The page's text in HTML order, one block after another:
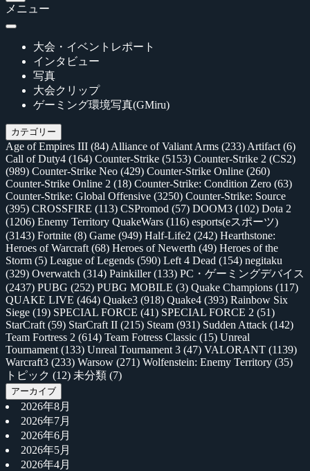
メニュー
大会・イベントレポート
インタビュー
写真
大会クリップ
ゲーミング環境写真(GMiru)
カテゴリー
Age of Empires III (84) Alliance of Valiant Arms (233) Artifact (6)
Call of Duty4 (164) Counter-Strike (5153) Counter-Strike 2 (CS2)
(989) Counter-Strike Neo (429) Counter-Strike Online (260)
Counter-Strike Online 2 (18) Counter-Strike: Condition Zero (63)
Counter-Strike: Global Offensive (3250) Counter-Strike: Source
(395) CROSSFIRE (113) CSPromod (57) DOOM3 (102) Dota 2
(1206) Enemy Territory QuakeWars (116) esports(eスポーツ)
(3143) Fortnite (8) Game (949) Half-Life2 (242) Hearthstone:
Heroes of Warcraft (68) Heroes of Newerth (49) Heroes of the
Storm (5) League of Legends (590) Left 4 Dead (154) negitaku
(329) Overwatch (314) Painkiller(133) PC・ゲーミングデバイス
(2437) PUBG (252) PUBG MOBILE (3) Quake Champions (117)
QUAKE LIVE (464) Quake3 (918) Quake4 (393) Rainbow Six
Siege (19) SPECIAL FORCE (41) SPECIAL FORCE 2 (51)
StarCraft (59) StarCraft II (215) Steam (931) Sudden Attack (142)
Team Fortress 2 (614) Team Fotress Classic (15) Unreal
Tournament (133) Unreal Tournament 3 (47) VALORANT (1139)
Warcraft3 (233) Warsow (271) Wolfenstein: Enemy Territory (35)
トピック (12) 未分類 (7)
アーカイブ
2026年8月
2026年7月
2026年6月
2026年5月
2026年4月